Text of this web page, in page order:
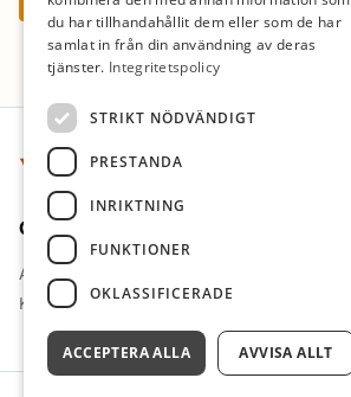
Sidfot
Om oss
Arbetsgivare i fokus
Kontakt
du har tillhandahållit dem eller som de har
samlat in från din användning av deras
tjänster. Integritetspolicy
STRIKT NÖDVÄNDIGT
PRESTANDA
INRIKTNING
FUNKTIONER
OKLASSIFICERADE
ACCEPTERA ALLA AVVISA ALLT